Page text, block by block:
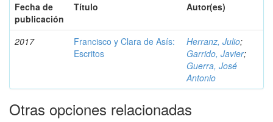
Fecha de
publicación
Título Autor(es)
2017
Francisco y Clara de Asís:
Escritos
Herranz, Julio;
Garrido, Javier;
Guerra, José
Antonio
Otras opciones relacionadas